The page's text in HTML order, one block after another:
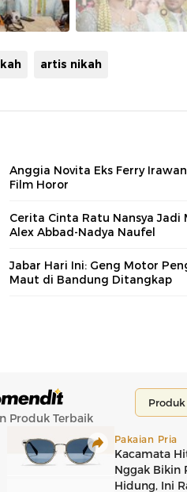
artis nikah
Anggia Novita Eks Ferry
Film Horor
Cerita Cinta Ratu Nansya Jadi
Alex Abbad-Nadya Naufel
Jabar Hari Ini: Geng Motor
Maut di Bandung Ditangkap